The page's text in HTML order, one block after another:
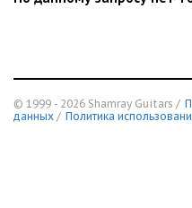
© 1999 - 2026 Shamray Guitars /
данных / Политика